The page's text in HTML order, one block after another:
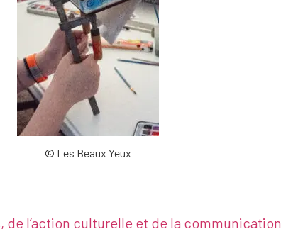
© Les Beaux Yeux
l’action culturelle et de la communication